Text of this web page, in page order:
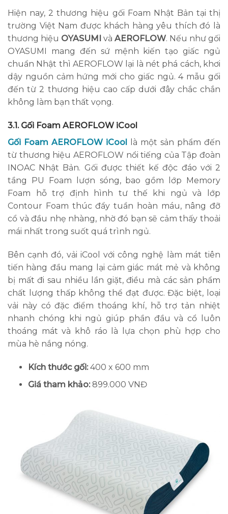
Hiện nay, 2 thương hiệu gối Foam Nhật Bản tại thị
trường Việt Nam được khách hàng yêu thích đó là
thương hiệu OYASUMI và AEROFLOW. Nếu như gối
OYASUMI mang đến sứ mệnh kiến tạo giấc ngủ
chuẩn Nhật thì AEROFLOW lại là nét phá cách, khơi
dậy nguồn cảm hứng mới cho giấc ngủ. 4 mẫu gối
đến từ 2 thương hiệu cao cấp dưới đây chắc chắn
không làm bạn thất vọng.
3.1. Gối Foam AEROFLOW iCool
Gối Foam AEROFLOW iCool là một sản phẩm đến
từ thương hiệu AEROFLOW nổi tiếng của Tập đoàn
INOAC Nhật Bản. Gối được thiết kế độc đáo với 2
tầng PU Foam lượn sóng, bao gồm lớp Memory
Foam hỗ trợ định hình tư thế khi ngủ và lớp
Contour Foam thúc đẩy tuần hoàn máu, nâng đỡ
cổ và đầu nhẹ nhàng, nhờ đó bạn sẽ cảm thấy thoải
mái nhất trong suốt quá trình ngủ.
Bên cạnh đó, vải iCool với công nghệ làm mát tiên
tiến hàng đầu mang lại cảm giác mát mẻ và không
bị mất đi sau nhiều lần giặt, điều mà các sản phẩm
chất lượng thấp không thể đạt được. Đặc biệt, loại
vải này có đặc điểm thoáng khí, hỗ trợ tản nhiệt
nhanh chóng khi ngủ giúp phần đầu và cổ luôn
thoáng mát và khô ráo là lựa chọn phù hợp cho
mùa hè nắng nóng.
Kích thước gối:400 x 600 mm
Giá tham khảo:899.000 VNĐ